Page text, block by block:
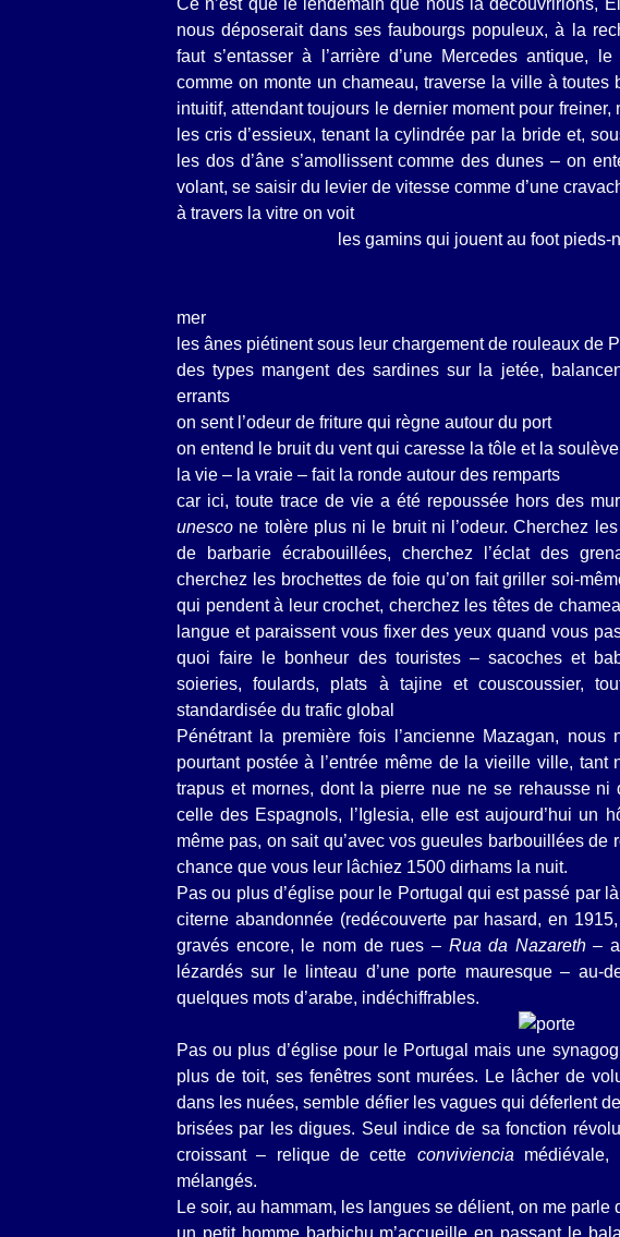
Ce n’est que le lendemain que nous la découvririons,
nous déposerait dans ses faubourgs populeux, à la
faut s’entasser à l’arrière d’une Mercedes antique,
comme on monte un chameau, traverse la ville à toutes
intuitif, attendant toujours le dernier moment pour
les cris d’essieux, tenant la cylindrée par la bride et,
les dos d’âne s’amollissent comme des dunes – on
volant, se saisir du levier de vitesse comme d’une
à travers la vitre on voit
les gamins qui jouent au foot pieds-
sur un terrain
en
mer
les ânes piétinent sous leur chargement de rouleaux de
des types mangent des sardines sur la jetée,
errants
on sent l’odeur de friture qui règne autour du port
on entend le bruit du vent qui caresse la tôle et la soulève
la vie – la vraie – fait la ronde autour des remparts
car ici, toute trace de vie a été repoussée hors des
unesco ne tolère plus ni le bruit ni l’odeur. Cherchez
de barbarie écrabouillées, cherchez l’éclat des
cherchez les brochettes de foie qu’on fait griller soi-
qui pendent à leur crochet, cherchez les têtes de
langue et paraissent vous fixer des yeux quand vous
quoi faire le bonheur des touristes – sacoches et
soieries, foulards, plats à tajine et couscoussier,
standardisée du trafic global
Pénétrant la première fois l’ancienne Mazagan, nous
pourtant postée à l’entrée même de la vieille ville, tant
trapus et mornes, dont la pierre nue ne se rehausse
celle des Espagnols, l’Iglesia, elle est aujourd’hui un
même pas, on sait qu’avec vos gueules barbouillées de
chance que vous leur lâchiez 1500 dirhams la nuit.
Pas ou plus d’église pour le Portugal qui est passé par
citerne abandonnée (redécouverte par hasard, en
gravés encore, le nom de rues – Rua da Nazareth –
lézardés sur le linteau d’une porte mauresque – au-
quelques mots d’arabe, indéchiffrables.
Pas ou plus d’église pour le Portugal mais une
plus de toit, ses fenêtres sont murées. Le lâcher de
dans les nuées, semble défier les vagues qui déferlent
brisées par les digues. Seul indice de sa fonction
croissant – relique de cette conviviencia
mélangés.
Le soir, au hammam, les langues se délient, on me parle
un petit homme barbichu m’accueille en passant le